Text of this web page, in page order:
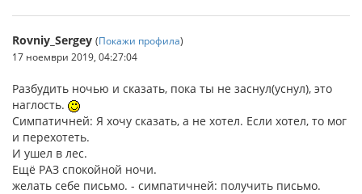
Rovniy_Sergey (Покажи профила)
17 ноември 2019, 04:27:04
Разбудить ночью и сказать, пока ты не заснул(уснул), это
наглость.
Симпатичней: Я хочу сказать, а не хотел. Если хотел, то мог
и перехотеть.
И ушел в лес.
Ещё РАЗ спокойной ночи.
желать себе письмо. - симпатичней: получить письмо.